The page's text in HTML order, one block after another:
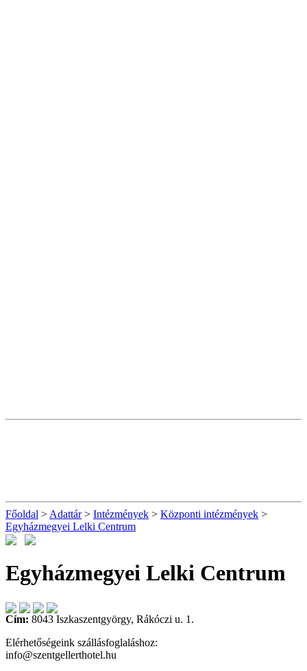
Főoldal > Adattár> Intézmények > Központi intézmények >
Egyházmegyei Lelki Centrum
Egyházmegyei Lelki Centrum
Cím: 8043 Iszkaszentgyörgy, Rákóczi u. 1.
Elérhetőségeink szállásfoglaláshoz:
info@szentgellerthotel.hu